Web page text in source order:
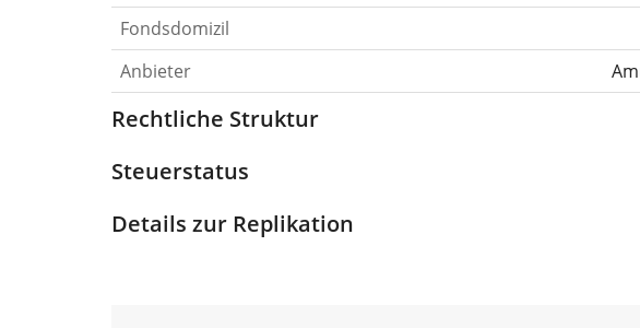
Fondsdomizil
Anbieter
Rechtliche Struktur
Steuerstatus
Details zur Replikation